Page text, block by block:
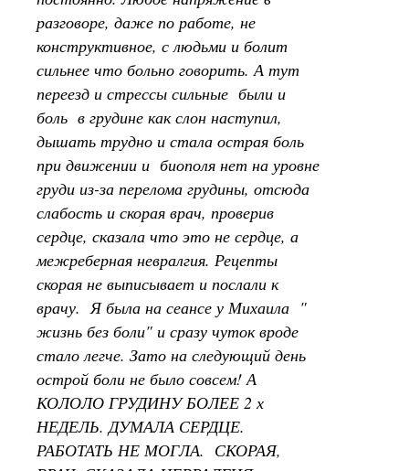
разговоре, даже по работе, не
конструктивное, с людьми и болит
сильнее что больно говорить. А тут
переезд и стрессы сильные были и
боль в грудине как слон наступил,
дышать трудно и стала острая боль
при движении и биополя нет на уровне
груди из-за перелома грудины, отсюда
слабость и скорая врач, проверив
сердце, сказала что это не сердце, а
межреберная невралгия. Рецепты
скорая не выписывает и послали к
врачу. Я была на сеансе у Михаила "
жизнь без боли" и сразу чуток вроде
стало легче. Зато на следующий день
острой боли не было совсем! А
КОЛОЛО ГРУДИНУ БОЛЕЕ 2 х
НЕДЕЛЬ. ДУМАЛА СЕРДЦЕ.
РАБОТАТЬ НЕ МОГЛА. СКОРАЯ,